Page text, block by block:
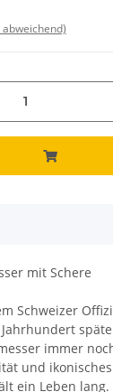
abweichend)
mit Schere
Schweizer
immer
und ikonisches
ein Leben lang.